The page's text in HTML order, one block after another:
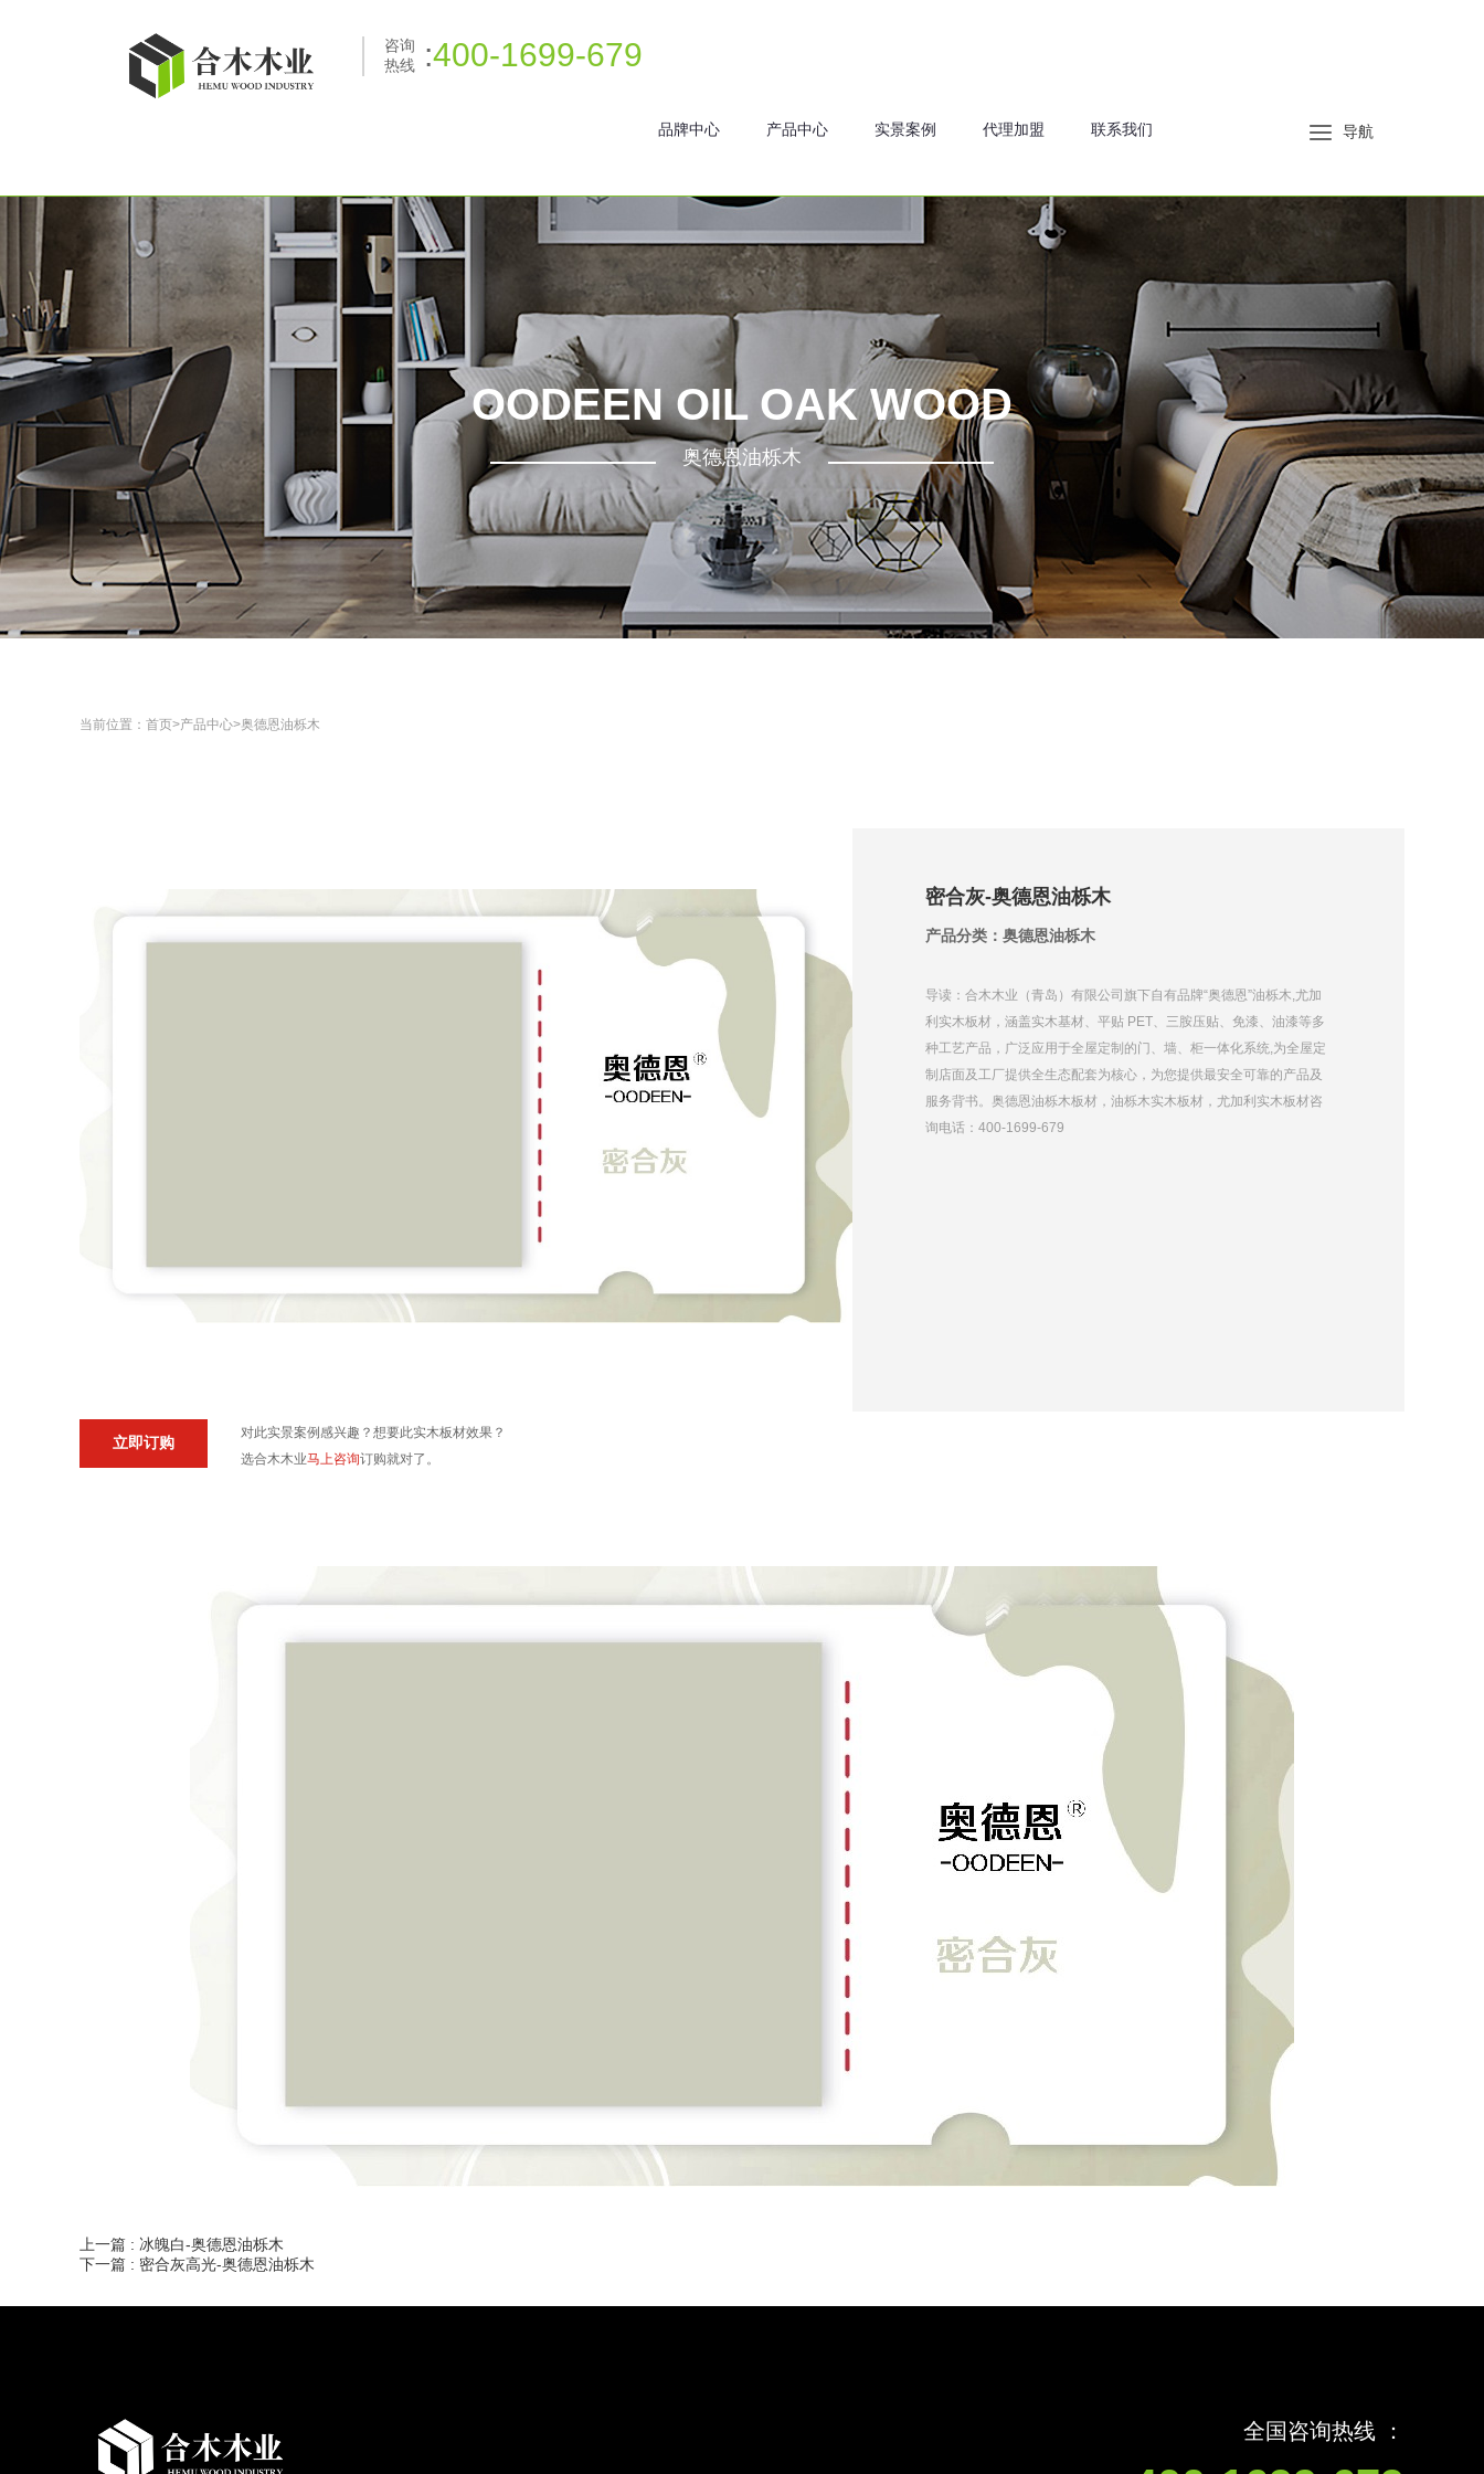
咨询
热线
:400-1699-679
品牌中心 产品中心 实景案例 代理加盟 联系我们 导航
OODEEN OIL OAK WOOD
奥德恩油栎木
当前位置： 首页>产品中心>奥德恩油栎木
立即订购
对此实景案例感兴趣？想要此实木板材效果？
选合木木业马上咨询订购就对了。
密合灰-奥德恩油栎木
产品分类：奥德恩油栎木
导读：合木木业（青岛）有限公司旗下自有品牌“奥德恩”油栎木,尤加
利实木板材，涵盖实木基材、平贴 PET、三胺压贴、免漆、油漆等多
种工艺产品，广泛应用于全屋定制的门、墙、柜一体化系统,为全屋定
制店面及工厂提供全生态配套为核心，为您提供最安全可靠的产品及
服务背书。奥德恩油栎木板材，油栎木实木板材，尤加利实木板材咨
询电话：400-1699-679
上一篇 : 冰魄白-奥德恩油栎木
下一篇 : 密合灰高光-奥德恩油栎木
全国咨询热线 ：